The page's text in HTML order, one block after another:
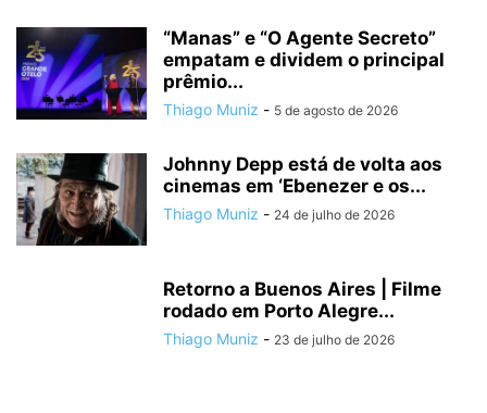
“Manas” e “O Agente Secreto”
empatam e dividem o principal
prêmio...
Thiago Muniz - 5 de agosto de 2026
Johnny Depp está de volta aos
cinemas em ‘Ebenezer e os...
Thiago Muniz - 24 de julho de 2026
Retorno a Buenos Aires | Filme
rodado em Porto Alegre...
Thiago Muniz - 23 de julho de 2026